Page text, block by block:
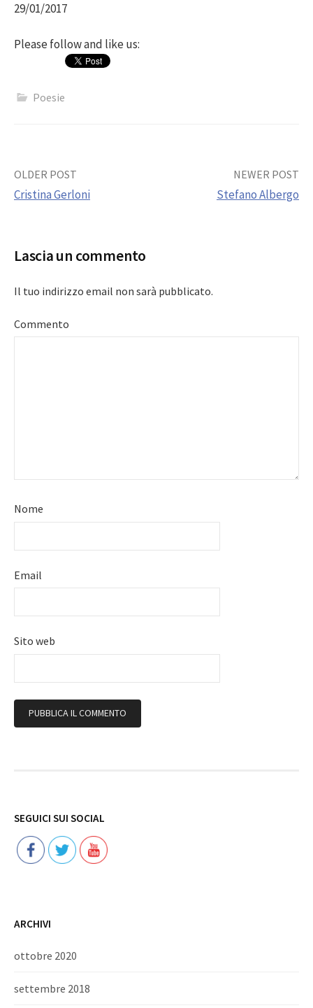
29/01/2017
Please follow and like us:
Poesie
Post
OLDER POST
Cristina Gerloni
NEWER POST
Stefano Albergo
Lascia un commento
Il tuo indirizzo email non sarà pubblicato.
Commento
Nome
Email
Sito web
SEGUICI SUI SOCIAL
ARCHIVI
ottobre 2020
settembre 2018